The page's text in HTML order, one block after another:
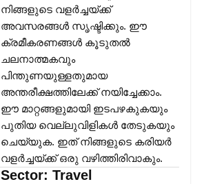
നിങ്ങളുടെ വളർച്ചയ്ക്ക്
അവസരങ്ങൾ സൃഷ്ടിക്കും. ഈ
ക്രമീകരണങ്ങൾ കൂടുതൽ
ചലനാത്മകവും
പിന്തുണയുള്ളതുമായ
അന്തരീക്ഷത്തിലേക്ക് നയിച്ചേക്കാം.
ഈ മാറ്റങ്ങളുമായി ഇടപഴകുകയും
പുതിയ വെല്ലുവിളികൾ തേടുകയും
ചെയ്യുക. ഇത് നിങ്ങളുടെ കരിയർ
വളർച്ചയ്ക്ക് ഒരു വഴിത്തിരിവാകും.
Sector: Travel